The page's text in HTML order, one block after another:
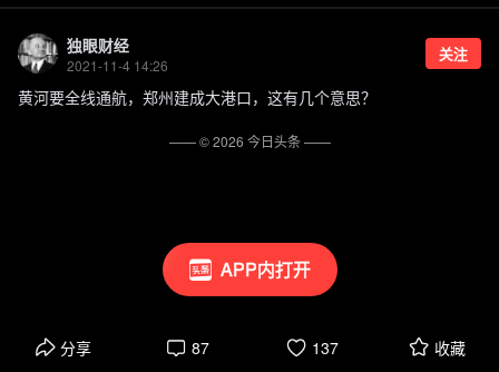
APP内打开
独眼财经
2021-11-4 14:26
关注
黄河要全线通航，郑州建成大港口，这有几个意思？
分享 87 137 收藏
—— ©2026 今日头条——